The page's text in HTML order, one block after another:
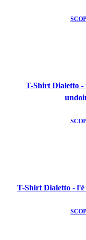
T-Shirt Dialetto -
T-Shirt Dialetto -